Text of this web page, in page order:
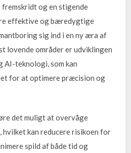
og en stigende
effektive og bæredygtige
sig ind i en ny æra af
lovende områder er udviklingen
AI-teknologi, som kan
for at optimere præcision og
det muligt at overvåge
hvilket kan reducere risikoen for
spild af både tid og